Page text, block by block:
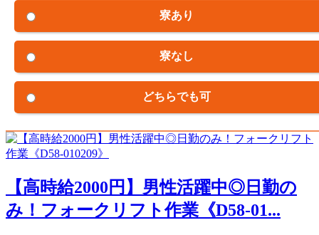
寮あり
寮なし
どちらでも可
【高時給2000円】男性活躍中◎日勤の
み！フォークリフト作業《D58-01...